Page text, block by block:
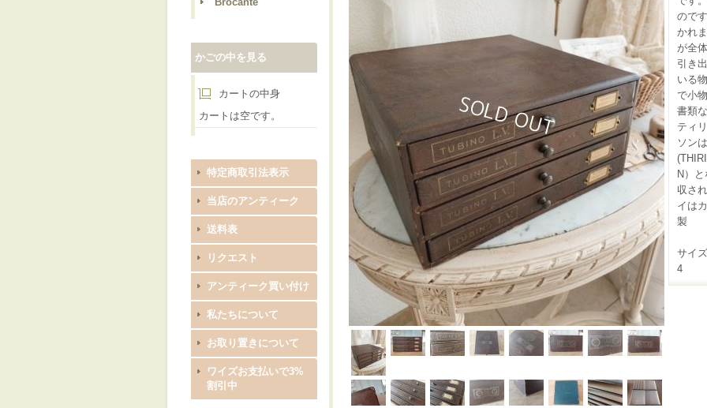
かごの中を見る
カートの中身
カートは空です。
特定商取引法表示
当店のアンティーク
送料表
リクエスト
アンティーク買い付け
私たちについて
お取り置きについて
ワイズお支払いで3%
割引中
ので
かれ
が全
引き
いる
で小
書類
ティ
ソン
N）
収さ
イは
製
サイ
4